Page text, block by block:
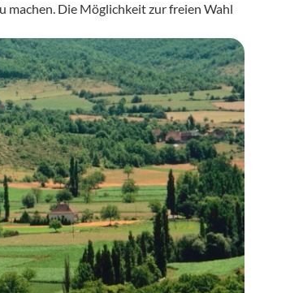
machen. Die Möglichkeit zur freien Wahl